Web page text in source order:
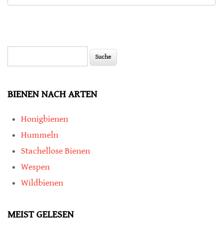
BIENEN NACH ARTEN
Honigbienen
Hummeln
Stachellose Bienen
Wespen
Wildbienen
MEIST GELESEN